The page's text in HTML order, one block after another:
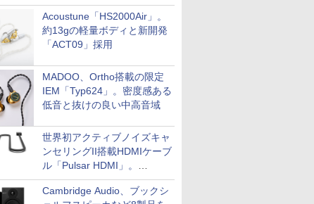
Acoustune「HS2000Air」。
約13gの軽量ボディと新開発
「ACT09」採用
MADOO、Ortho搭載の限定
IEM「Typ624」。密度感ある
低音と抜けの良い中高音域
世界初アクティブノイズキャ
ンセリングII搭載HDMIケーブ
ル「Pulsar HDMI」。
SilentPowerから
Cambridge Audio、ブックシ